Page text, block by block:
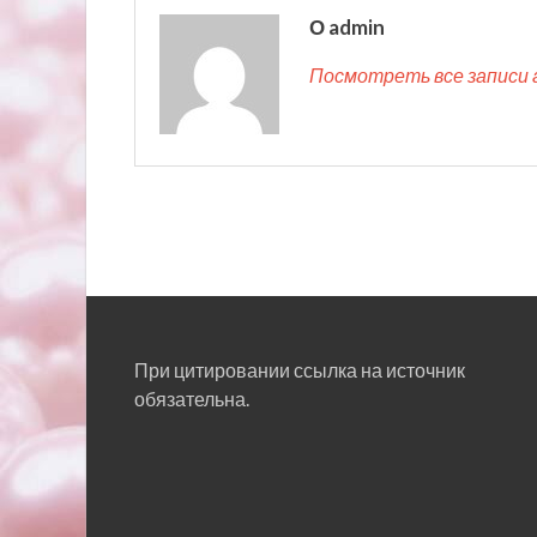
О admin
Посмотреть все записи
При цитировании ссылка на источник
обязательна.